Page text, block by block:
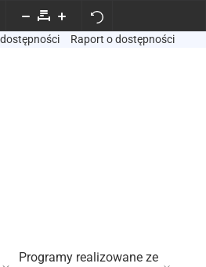
Raport o dostępności
Programy realizowane ze